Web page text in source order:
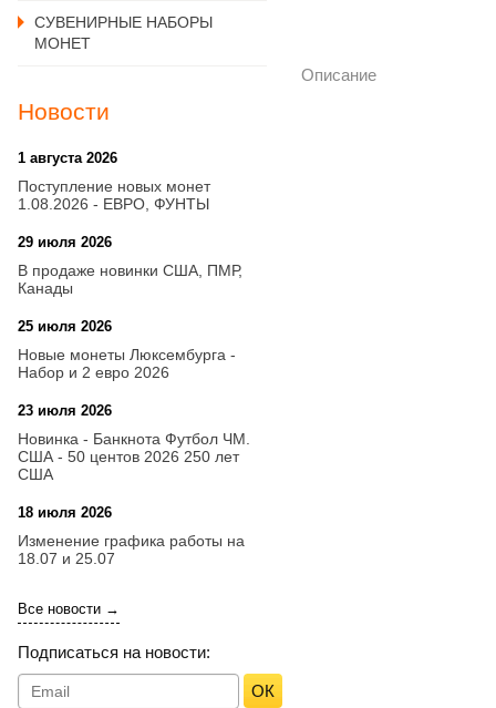
СУВЕНИРНЫЕ НАБОРЫ
МОНЕТ
Новости
1 августа 2026
Поступление новых монет
1.08.2026 - ЕВРО, ФУНТЫ
29 июля 2026
В продаже новинки США, ПМР,
Канады
25 июля 2026
Новые монеты Люксембурга -
Набор и 2 евро 2026
23 июля 2026
Новинка - Банкнота Футбол ЧМ.
США - 50 центов 2026 250 лет
США
18 июля 2026
Изменение графика работы на
18.07 и 25.07
Все новости →
Подписаться на новости:
ОК
Описание